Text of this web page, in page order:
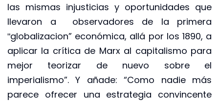
las mismas injusticias y oportunidades que
llevaron a observadores de la primera
ʺglobalizacion” económica, allá por los 1890, a
aplicar la crítica de Marx al capitalismo para
mejor teorizar de nuevo sobre el
imperialismo”. Y añade: “Como nadie más
parece ofrecer una estrategia convincente